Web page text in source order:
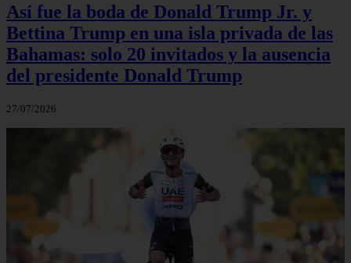
Así fue la boda de Donald Trump Jr. y
Bettina Trump en una isla privada de las
Bahamas: solo 20 invitados y la ausencia
del presidente Donald Trump
27/07/2026